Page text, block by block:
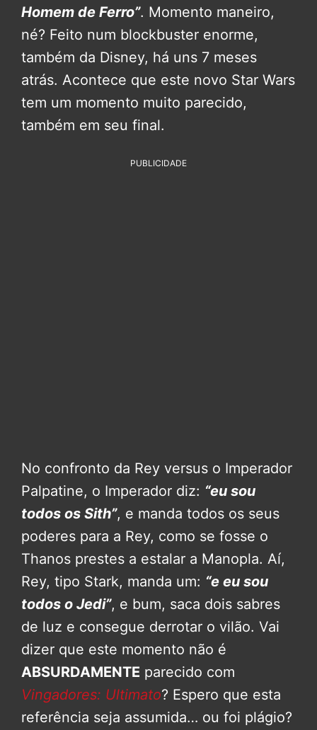
Homem de Ferro”. Momento maneiro,
né? Feito num blockbuster enorme,
também da Disney, há uns 7 meses
atrás. Acontece que este novo Star Wars
tem um momento muito parecido,
também em seu final.
PUBLICIDADE
No confronto da Rey versus o Imperador
Palpatine, o Imperador diz: “eu sou
todos os Sith”, e manda todos os seus
poderes para a Rey, como se fosse o
Thanos prestes a estalar a Manopla. Aí,
Rey, tipo Stark, manda um: “e eu sou
todos o Jedi”, e bum, saca dois sabres
de luz e consegue derrotar o vilão. Vai
dizer que este momento não é
ABSURDAMENTE parecido com
Vingadores: Ultimato? Espero que esta
referência seja assumida… ou foi plágio?